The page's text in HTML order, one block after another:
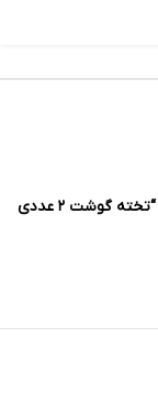
اولین نفری باشید که دیدگاهی را ارسال می کنید برای “تخته گوشت ۲ عددی